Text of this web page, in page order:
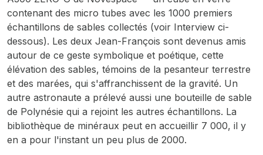
contenant des micro tubes avec les 1000 premiers
échantillons de sables collectés (voir Interview ci-
dessous). Les deux Jean-François sont devenus amis
autour de ce geste symbolique et poétique, cette
élévation des sables, témoins de la pesanteur terrestre
et des marées, qui s'affranchissent de la gravité. Un
autre astronaute a prélevé aussi une bouteille de sable
de Polynésie qui a rejoint les autres échantillons. La
bibliothèque de minéraux peut en accueillir 7 000, il y
en a pour l'instant un peu plus de 2000.